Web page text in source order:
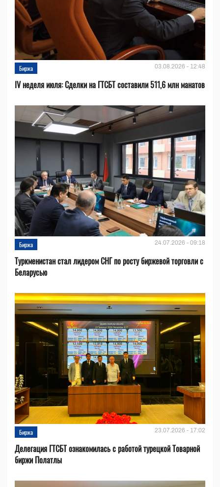
Биржа 03.08.2026 - 12:48
IV неделя июля: Сделки на ГТСБТ составили 511,6 млн манатов
Биржа 24.07.2026 - 09:18
Туркменистан стал лидером СНГ по росту биржевой торговли с
Беларусью
Биржа 23.07.2026 - 17:02
Делегация ГТСБТ ознакомилась с работой турецкой Товарной
биржи Полатлы